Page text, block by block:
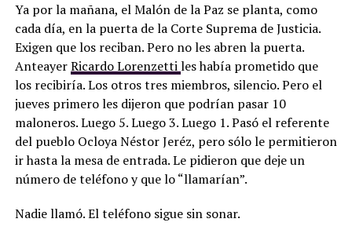
Ya por la mañana, el Malón de la Paz se planta, como
cada día, en la puerta de la Corte Suprema de Justicia.
Exigen que los reciban. Pero no les abren la puerta.
AnteayerRicardo Lorenzettiles había prometido que
los recibiría. Los otros tres miembros, silencio. Pero el
jueves primero les dijeron que podrían pasar 10
maloneros. Luego 5. Luego 3. Luego 1. Pasó el referente
del pueblo Ocloya Néstor Jeréz, pero sólo le permitieron
ir hasta la mesa de entrada. Le pidieron que deje un
número de teléfono y que lo “llamarían”.
Nadie llamó. El teléfono sigue sin sonar.